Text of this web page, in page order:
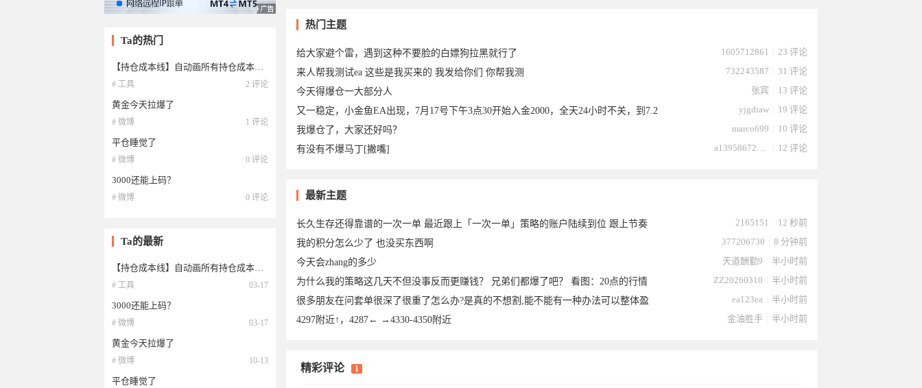
2025-11- 于2025-
热门主题
给大家避个雷，遇到这种不要脸的白嫖狗拉黑就行了 23 评论
1605712861
来人帮我测试ea 这些是我买来的 我发给你们 你帮我测
31 评论
732243587
今天得爆仓一大部分人
13 评论
张宾
又一稳定，小金鱼EA出现，7月17号下午3点30开始入金2000，全天24小时不关，到7.2
19 评论
yjgdiaw
我爆仓了，大家还好吗？
10 评论
marco699
有没有不爆马丁[撇嘴]
12 评论
a13958672232
最新主题
长久生存还得靠谱的一次一单 最近跟上「一次一单」策略的账户陆续到位 跟上节奏 12 秒前
2165151
我的积分怎么少了 也没买东西啊
8 分钟前
377206730
今天会zhang的多少
半小时前
天道酬勤9
为什么我的策略这几天不但没事反而更赚钱？ 兄弟们都爆了吧？ 看图：20点的行情
半小时前
ZZ20260310
很多朋友在问套单很深了很重了怎么办?是真的不想割,能不能有一种办法可以整体盈
半小时前
ea123ea
4297附近↑，4287← →4330-4350附近
半小时前
金油胜手
精彩评论 1
Ta的热门
【持仓成本线】自动画所有持仓成本线，标出价格
# 工具 2 评论
黄金今天拉爆了
# 微博 1 评论
平仓睡觉了
# 微博 0 评论
3000还能上码？
# 微博 0 评论
Ta的最新
【持仓成本线】自动画所有持仓成本线，标出价格
# 工具 03-17
3000还能上码？
# 微博 03-17
黄金今天拉爆了
# 微博 10-13
平仓睡觉了